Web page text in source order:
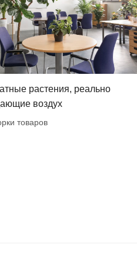
растения, реально
воздух
товаров